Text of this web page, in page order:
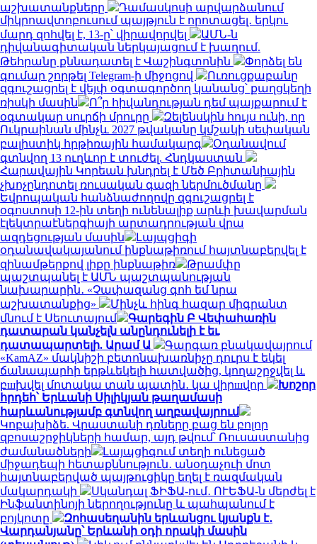
աշխատանքները
Դամասկոսի արվարձանում
միկրոավտոբուսում պայթյուն է որոտացել․ երկու
մարդ զոհվել է, 13-ը՝ վիրավորվել
ԱՄՆ-ն
դիվանագիտական ներկայացում է խաղում.
Թեհրանը քննադատել է Վաշինգտոնին
Փորձել են
գումար շորթել Telegram-ի միջոցով
Ուռուցքաբանը
զգուշացրել է վեյփ օգտագործող կանանց՝ քաղցկեղի
ռիսկի մասին
Ո՞ր հիվանդության դեմ պայքարում է
օգտակար սուրճի մրուրը
Զելենսկին հույս ունի, որ
Ուկրաինան մինչև 2027 թվականը կմշակի սեփական
բալիստիկ հրթիռային համակարգ
Օդանավում
գտնվող 13 ուղևոր է տուժել. Հնդկաստան
Հարավային Կորեան խնդրել է Մեծ Բրիտանիային
չխոչընդոտել ռուսական գազի ներմուծմանը
Եվրոպական հանձնաժողովը զգուշացրել է
օգոստոսի 12-ին տեղի ունենալիք արևի խավարման
էլեկտրաէներգիայի արտադրության վրա
ազդեցության մասին
Լայպցիգի
օդանավակայանում ինքնաթիռում հայտնաբերվել է
զինամթերքով լիքը ինքնաթիռ
Թրամփը
պաշտպանել է ԱՄՆ պաշտպանության
նախարարին․ «Չափազանց գոհ եմ նրա
աշխատանքից»
Մինչև հինգ հազար միգրանտ
մնում է Սեուտայում
Գարեգին Բ Վեփահառին
դատարան կանչելն անընդունելի է եւ
դատապարտելի. Արամ Ա
Գարգառ բնակավայրում
«KamAZ» մակնիշի բետոնախառնիչը դուրս է եկել
ճանապարհի երթևեկելի հատվածից, կողաշրջվել և
բшխվել մոտակա տան պատին․ կա վիրшվոր
Խոշոր
հրդեհ՝ Երևանի Սիլիկյան թաղամասի
հարևանությամբ գտնվող աղբավայրում
Կոբախիձե. Վրաստանի դռները բաց են բոլոր
զբոսաշրջիկների համար, այդ թվում՝ Ռուսաստանից
ժամանածների
Լայպցիգում տեղի ունեցած
միջադեպի հետաքննություն․ անօդաչուի մոտ
հայտնաբերված պայթուցիկը եղել է ռազմական
մակարդակի
Սկանդալ ՖԻՖԱ-ում․ ՈՒԵՖԱ-ն մերժել է
Ինֆանտինոյի ներողությունը և պահպանում է
բոյկոտը
Զոհասեղանին երևանցու կյանքն է․
Վարդանյանը՝ Երևանի օդի որակի մասին